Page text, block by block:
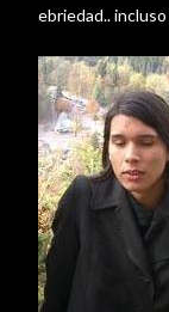
ebriedad..